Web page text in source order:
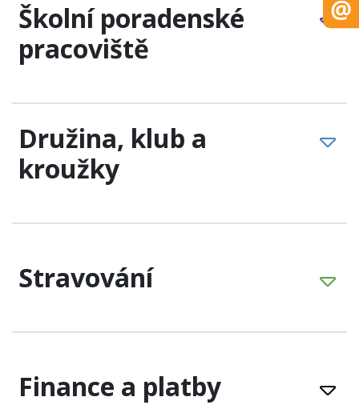
Školní poradenské
pracoviště
Družina, klub a
kroužky
Stravování
Finance a platby